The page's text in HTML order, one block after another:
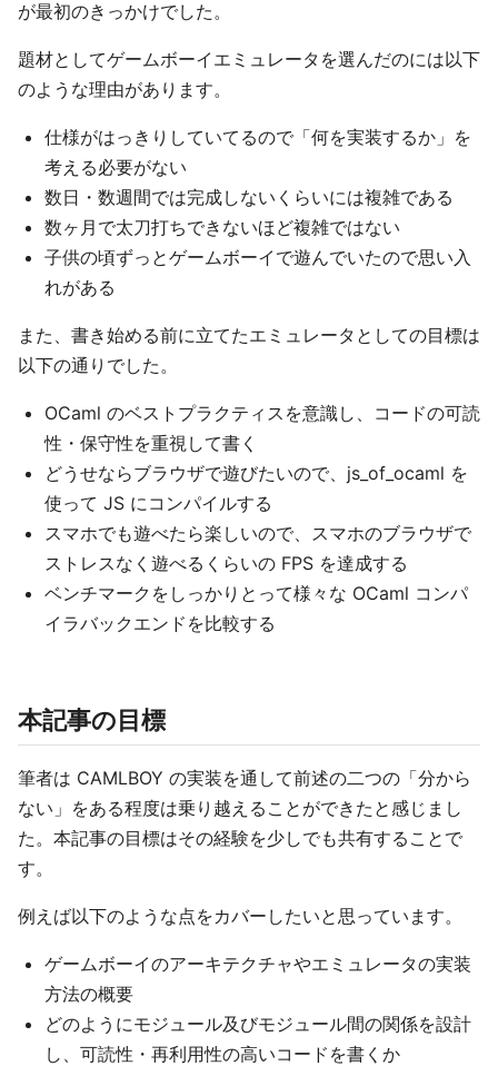
が最初のきっかけでした。
題材としてゲームボーイエミュレータを選んだのには以下
のような理由があります。
仕様がはっきりしていてるので「何を実装するか」を
考える必要がない
数日・数週間では完成しないくらいには複雑である
数ヶ月で太刀打ちできないほど複雑ではない
子供の頃ずっとゲームボーイで遊んでいたので思い入
れがある
また、書き始める前に立てたエミュレータとしての目標は
以下の通りでした。
OCaml のベストプラクティスを意識し、コードの可読
性・保守性を重視して書く
どうせならブラウザで遊びたいので、js_of_ocaml を
使って JS にコンパイルする
スマホでも遊べたら楽しいので、スマホのブラウザで
ストレスなく遊べるくらいの FPS を達成する
ベンチマークをしっかりとって様々な OCaml コンパ
イラバックエンドを比較する
本記事の目標
筆者は CAMLBOY の実装を通して前述の二つの「分から
ない」をある程度は乗り越えることができたと感じまし
た。本記事の目標はその経験を少しでも共有することで
す。
例えば以下のような点をカバーしたいと思っています。
ゲームボーイのアーキテクチャやエミュレータの実装
方法の概要
どのようにモジュール及びモジュール間の関係を設計
し、可読性・再利用性の高いコードを書くか